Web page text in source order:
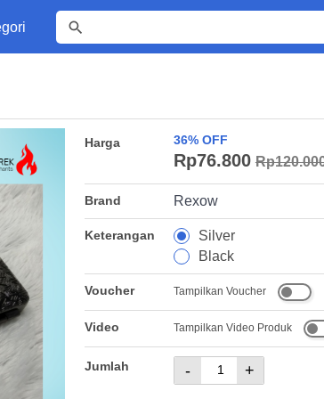
Harga 36% OFF
Rp76.800
Brand Rexow
Keterangan
Silver
Black
Voucher Tampilkan Voucher
Video Tampilkan Video Produk
Jumlah - +